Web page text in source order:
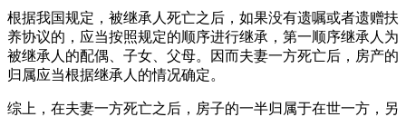
根据我国规定，被继承人死亡之后，如果没有遗嘱或者遗赠扶
养协议的，应当按照规定的顺序进行继承，第一顺序继承人为
被继承人的配偶、子女、父母。因而夫妻一方死亡后，房产的
归属应当根据继承人的情况确定。
综上，在夫妻一方死亡之后，房子的一半归属于在世一方，另